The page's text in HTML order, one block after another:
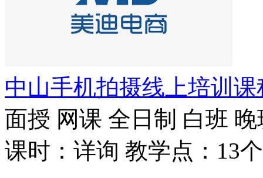
中山手机拍摄线上培训课
面授 网课 全日制 白班 晚
课时：详询 教学点：13个